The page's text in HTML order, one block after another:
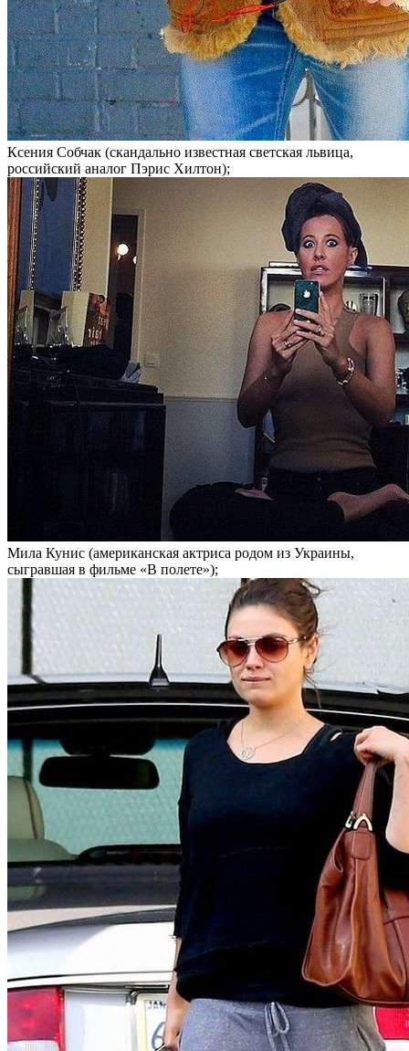
Ксения Собчак (скандально известная светская львица,
российский аналог Пэрис Хилтон);
Мила Кунис (американская актриса родом из Украины,
сыгравшая в фильме «В полете»);